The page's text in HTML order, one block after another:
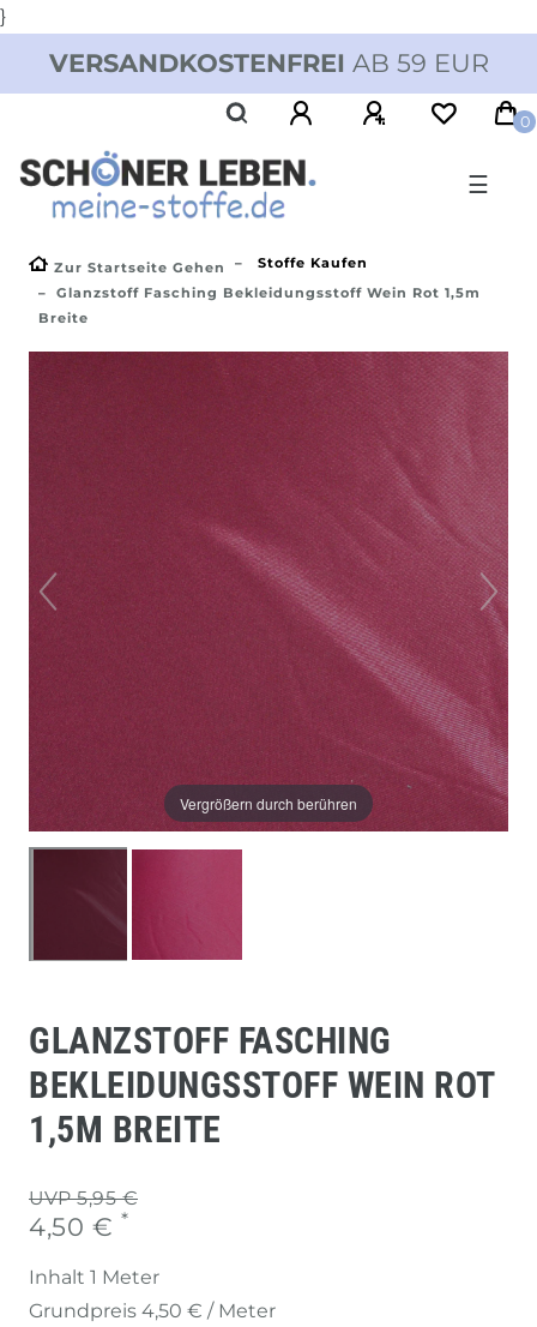
}
VERSANDKOSTENFREI AB 59 EUR
0
☰
Zur Startseite Gehen
Stoffe Kaufen
Glanzstoff Fasching Bekleidungsstoff Wein Rot 1,5m
Breite
Vergrößern durch berühren
GLANZSTOFF FASCHING
BEKLEIDUNGSSTOFF WEIN ROT
1,5M BREITE
UVP 5,95 €
4,50 € *
Inhalt 1 Meter
Grundpreis 4,50 € / Meter